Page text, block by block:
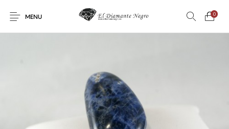
MENU
0
En oferta ! DECORACIÓN